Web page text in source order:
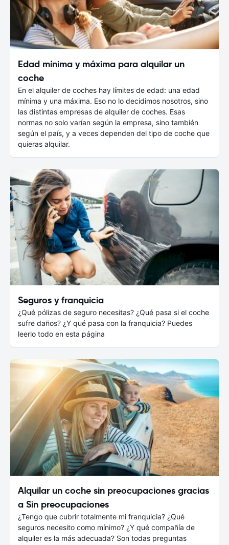
Edad mínima y máxima para alquilar un
coche
En el alquiler de coches hay límites de edad: una edad
mínima y una máxima. Eso no lo decidimos nosotros, sino
las distintas empresas de alquiler de coches. Esas
normas no solo varían según la empresa, sino también
según el país, y a veces dependen del tipo de coche que
quieras alquilar.
Seguros y franquicia
¿Qué pólizas de seguro necesitas? ¿Qué pasa si el coche
sufre daños? ¿Y qué pasa con la franquicia? Puedes
leerlo todo en esta página
Alquilar un coche sin preocupaciones gracias
a Sin preocupaciones
¿Tengo que cubrir totalmente mi franquicia? ¿Qué
seguros necesito como mínimo? ¿Y qué compañía de
alquiler es la más adecuada? Son todas preguntas